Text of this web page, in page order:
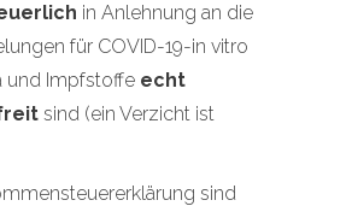
in Anlehnung an die
für COVID-19-in vitro
und Impfstoffe echt
sind (ein Verzicht ist
sind